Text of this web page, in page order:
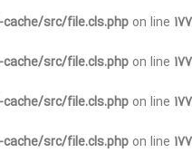
src/file.cls.php on line 177
src/file.cls.php on line 177
src/file.cls.php on line 177
src/file.cls.php on line 177